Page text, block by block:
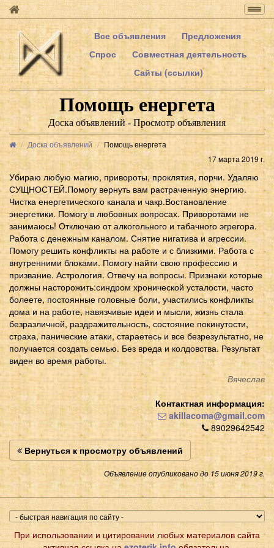
Все объявления
Предложения
Спрос
Совместная деятельность
Сайты (ссылки)
Помощь енергета
Доска объявлений - Просмотр объявления
Доска объявлений
Помощь енергета
17 марта 2019 г.
Убираю любую магию, привороты, проклятия, порчи. Удаляю
СУЩНОСТЕЙ.Помогу вернуть вам растраченную энергию.
Чистка енергетического канала и чакр.Востановление
энергетики. Помогу в любовных вопросах. Приворотами не
занимаюсь! Отключаю от алкогольного и табачного эгрегора.
Работа с денежным каналом. Снятие нигатива и агрессии.
Помогу решить конфликты на работе и с близкими. Работа с
внутренними блоками. Помогу найти свою профессию и
призвание. Астрология. Отвечу на вопросы. Признаки которые
должны насторожить:синдром хронической усталости, часто
болеете, постоянные головные боли, участились конфликты
дома и на работе, навязчивые идеи и мысли, жизнь стала
безразличной, раздражительность, состояние покинутости,
страха, панические атаки, стараетесь и все безрезультатно, не
получается создать семью. Без вреда и колдовства. Результат
виден во время работы.
Вячеслав
Контактная информация:
akillacoma@gmail.com
89029642542
Вернуться к просмотру объявлений
Объявление опубликовано до 15 июня 2019 г.
При использовании и цитировании любых материалов сайта